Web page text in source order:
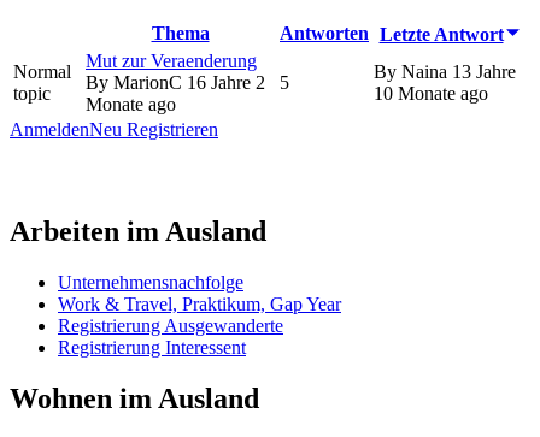
Thema Antworten Letzte Antwort
Normal
topic
Mut zur Veraenderung
By MarionC 16 Jahre 2
Monate ago
5
By Naina 13 Jahre
10 Monate ago
AnmeldenNeu Registrieren
Arbeiten im Ausland
Unternehmensnachfolge
Work & Travel, Praktikum, Gap Year
Registrierung Ausgewanderte
Registrierung Interessent
Wohnen im Ausland